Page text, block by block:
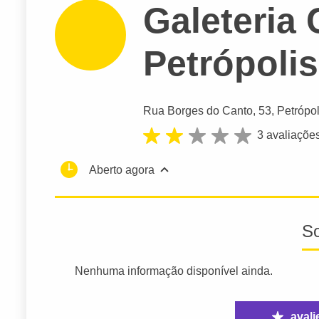
Galeteria
Petrópolis
Rua Borges do Canto, 53,
3
Aberto agora
Nenhuma informação disponível ainda.